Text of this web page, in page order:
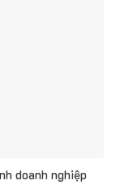
doanh nghiệp